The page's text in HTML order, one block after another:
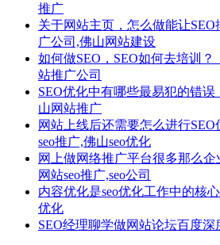
推广
关于网站主页，怎么做能让
广公司,佛山网站建设
如何做SEO，SEO如何去培训？
站推广公司
SEO优化中有哪些最易犯的错
山网站推广
网站上线后还需要怎么进行
seo推广,佛山seo优化
网上做网络推广平台很多那么
网站seo推广,seo公司
内容优化是seo优化工作中的核
优化
SEO经理聊学做网站论坛百度深